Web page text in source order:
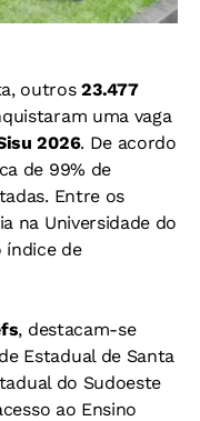
outros23.477
uma vaga
2026. De acordo
de 99% de
Entre os
na Universidade do
índice de
, destacam-se
Estadual de Santa
do Sudoeste
ao Ensino